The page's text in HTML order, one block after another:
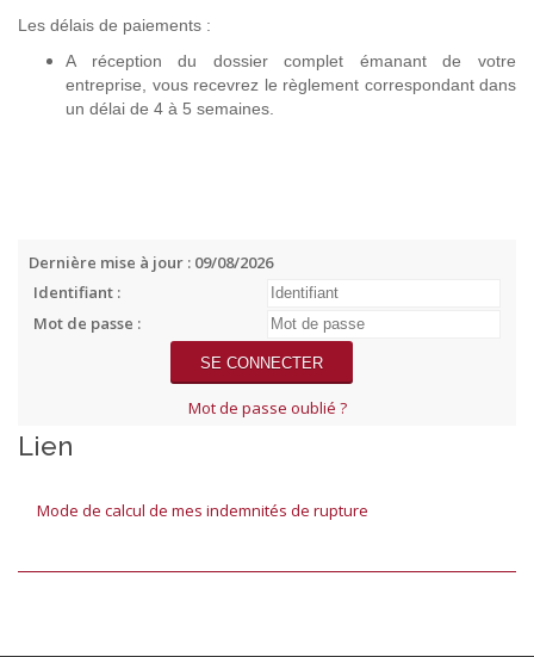
Les délais de paiements :
A réception du dossier complet émanant de votre
entreprise, vous recevrez le règlement correspondant dans
un délai de 4 à 5 semaines.
Dernière mise à jour : 09/08/2026
Identifiant :
Mot de passe :
Mot de passe oublié ?
Lien
Mode de calcul de mes indemnités de rupture